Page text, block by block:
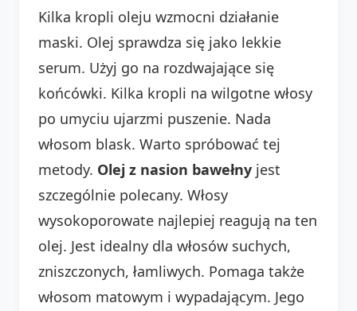
Kilka kropli oleju wzmocni działanie
maski. Olej sprawdza się jako lekkie
serum. Użyj go na rozdwajające się
końcówki. Kilka kropli na wilgotne włosy
po umyciu ujarzmi puszenie. Nada
włosom blask. Warto spróbować tej
metody. Olej z nasion bawełny jest
szczególnie polecany. Włosy
wysokoporowate najlepiej reagują na ten
olej. Jest idealny dla włosów suchych,
zniszczonych, łamliwych. Pomaga także
włosom matowym i wypadającym. Jego